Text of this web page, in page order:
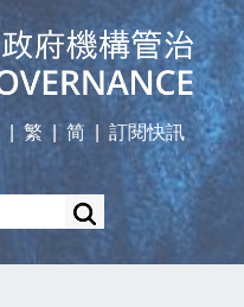
繁 | 简 訂閱快訊